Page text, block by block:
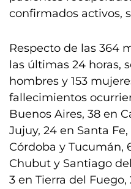
confirmados activos,
Respecto de las 364
las últimas 24 horas,
hombres y 153
fallecimientos
Buenos Aires, 38 en
Jujuy, 24 en Santa Fe,
Córdoba y Tucumán,
Chubut y Santiago
3 en Tierra del